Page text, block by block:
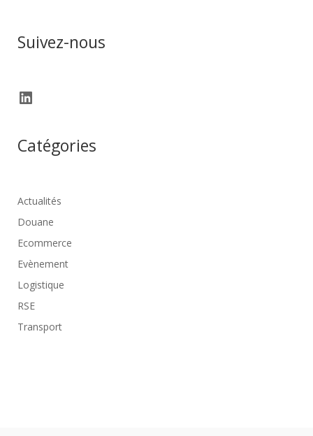
Suivez-nous
LinkedIn
Catégories
Actualités
Douane
Ecommerce
Evènement
Logistique
RSE
Transport